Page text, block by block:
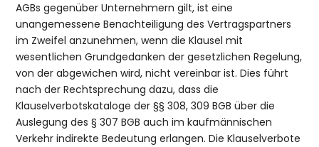
AGBs gegenüber Unternehmern gilt, ist eine
unangemessene Benachteiligung des Vertragspartners
im Zweifel anzunehmen, wenn die Klausel mit
wesentlichen Grundgedanken der gesetzlichen Regelung,
von der abgewichen wird, nicht vereinbar ist. Dies führt
nach der Rechtsprechung dazu, dass die
Klauselverbotskataloge der §§ 308, 309 BGB über die
Auslegung des § 307 BGB auch im kaufmännischen
Verkehr indirekte Bedeutung erlangen. Die Klauselverbote